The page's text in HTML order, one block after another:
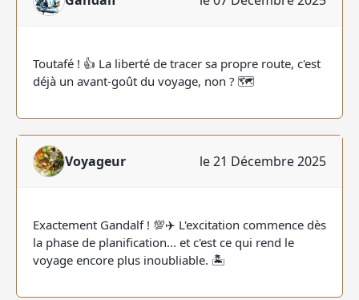
Toutafé ! 👍 La liberté de tracer sa propre route, c'est
déjà un avant-goût du voyage, non ? 🗺️
Voyageur le 21 Décembre 2025
Exactement Gandalf ! 💯✈️ L'excitation commence dès
la phase de planification... et c'est ce qui rend le
voyage encore plus inoubliable. 🏝